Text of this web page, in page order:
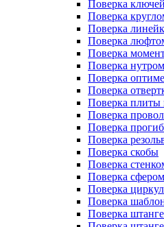
Поверка
Поверка
Поверка
Поверка
Поверка
Поверка
Поверка
Поверка
Поверка плиты
Поверка
Поверка
Поверка
Поверка скобы
Поверка
Поверка
Поверка
Поверка
Поверка